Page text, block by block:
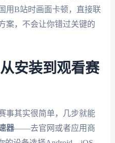
用B站时画面卡顿，直接联
案，不会让你错过关键的
安装到观看赛
事其实很简单，几步就能
器——去官网或者应用商